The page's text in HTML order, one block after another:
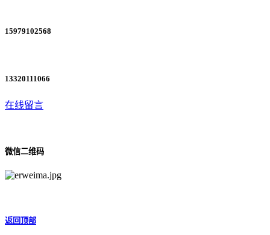
15979102568
13320111066
在线留言
微信二维码
返回顶部